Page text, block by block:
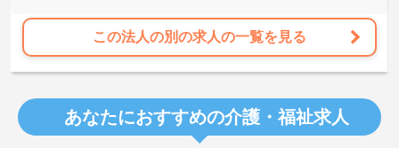
この法人の別の求人の一覧を見る
あなたにおすすめの介護・福祉求人